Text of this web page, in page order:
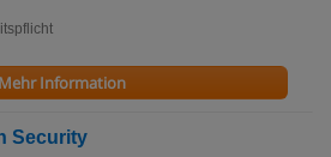
Mehr Information
Security